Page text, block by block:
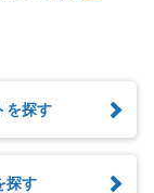
を探す
探す